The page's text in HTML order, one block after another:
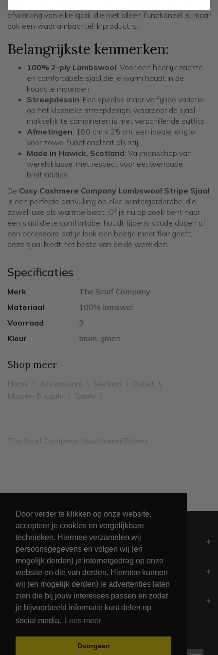
Door verder te klikken op onze website,
accepteer je cookies en vergelijkbare
technieken. Hiermee verzamelen wij
persoonsgegevens en volgen wij (en
mogelijk derden) je internetgedrag op onze
website en die van derden. Hiermee kunnen
wij (en mogelijk derden) je advertenties laten
zien die bij jouw interesses passen en zodat
je bijvoorbeeld informatie kunt delen op
social media.
Lees meer
Doorgaan
Hawick komt duidelijk naar voren in de hoogwaardige
afwerking van elke sjaal, die niet alleen functioneel is, maar
ook een waar ambachtelijk product is.
Belangrijkste kenmerken:
100% 2-ply Lambswool: Voor een heerlijk zachte
en comfortabele sjaal die je warm houdt in de
koudste maanden.
Streepdessin: Een speelse maar verfijnde variatie
op het klassieke streepdesign, waardoor de sjaal
makkelijk te combineren is met verschillende outfits.
Afmetingen: 180 cm x 25 cm, een ideale lengte
voor zowel functionaliteit als stijl.
Made in Hawick, Scotland: Vakmanschap van
wereldklasse, met respect voor eeuwenoude
breitradities.
De Cosy Cashmere Company Lambswool Stripe Sjaal
is een perfecte aanvulling op elke wintergarderobe, die
zowel luxe als warmte biedt. Of je nu op zoek bent naar
een sjaal die je comfortabel houdt tijdens koude dagen of
een accessoire dat je look een beetje meer flair geeft,
deze sjaal biedt het beste van beide werelden.
Specificaties
Merk
The Scarf Company
Materiaal
100% lamswol
Voorraad
3
Kleur
bruin, groen
Shop meer
Home \ Accessoires \ Merken \ Outlet \
Mutsen & sjaals \ Sjaals \
The Scarf Company Sjaal Green/Brown
Algemeen
Contact
Openingstijden